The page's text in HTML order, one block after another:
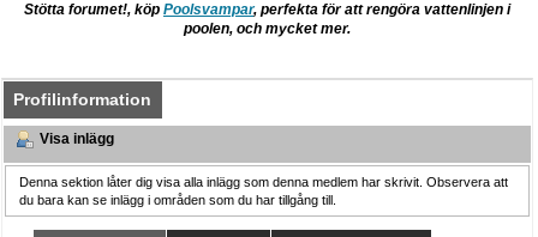
Stötta forumet!, köp Poolsvampar, perfekta för att rengöra vattenlinjen i
poolen, och mycket mer.
Profilinformation
Visa inlägg
Denna sektion låter dig visa alla inlägg som denna medlem har skrivit. Observera att
du bara kan se inlägg i områden som du har tillgång till.